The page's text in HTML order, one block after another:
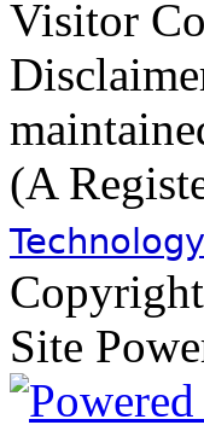
Visitor
(A
Site